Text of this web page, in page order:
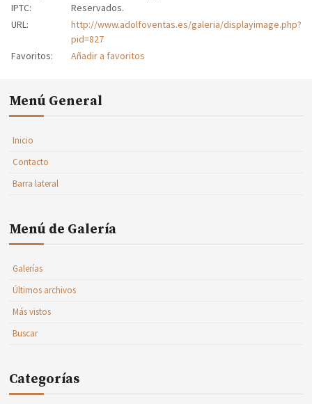
IPTC:
Reservados.
URL:
http://www.adolfoventas.es/galeria/displayimage.php?
pid=827
Favoritos:
Añadir a favoritos
Menú General
Inicio
Contacto
Barra lateral
Menú de Galería
Galerías
Últimos archivos
Más vistos
Buscar
Categorías